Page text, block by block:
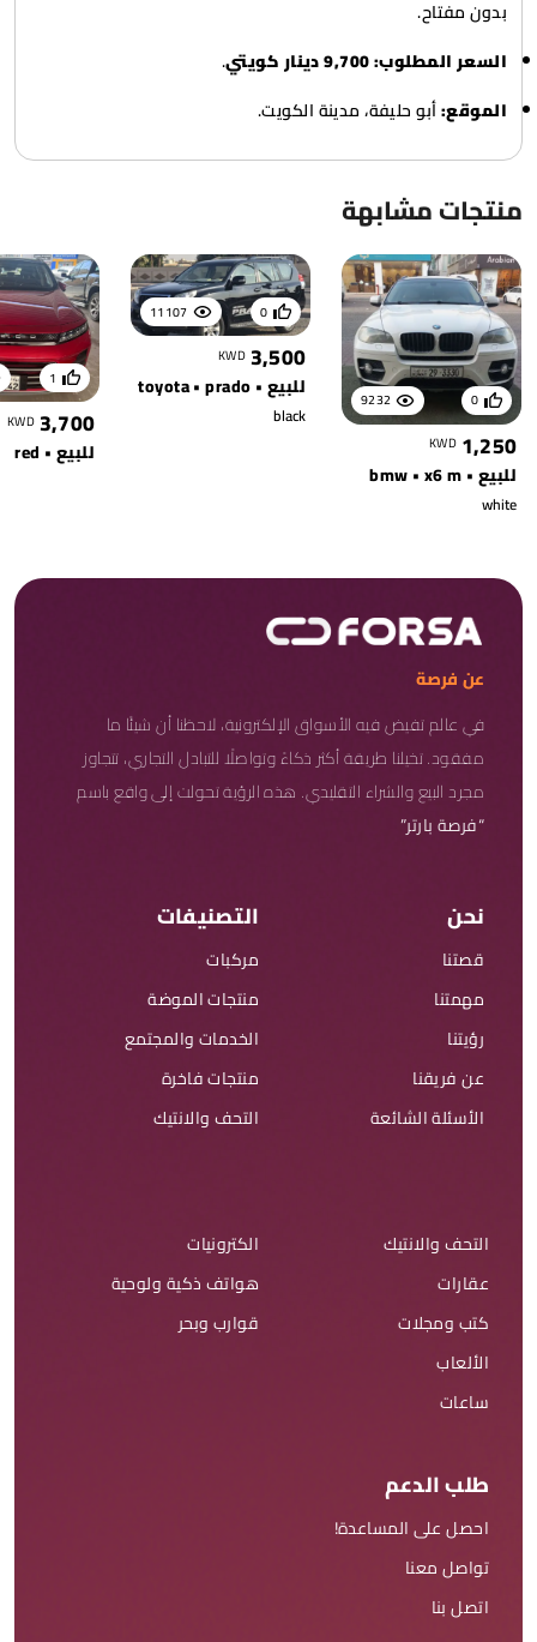
بدون مفتاح.
السعر المطلوب:9,700 دينار كويتي
.
الموقع:أبو حليفة، مدينة الكويت.
منتجات مشابهة
9232 0
1,250
KWD
للبيع • bmw • x6 m
white
11107 0
3,500
KWD
للبيع • toyota • prado
black
1
3,700
KWD
للبيع • red
عن فرصة
في عالم تفيض فيه الأسواق الإلكترونية، لاحظنا أن شيئًا ما
مفقود. تخيلنا طريقة أكثر ذكاءً وتواصلًا للتبادل التجاري، تتجاوز
مجرد البيع والشراء التقليدي. هذه الرؤية تحولت إلى واقع باسم
“فرصة بارتر”
نحن
قصتنا
مهمتنا
رؤيتنا
عن فريقنا
الأسئلة الشائعة
التصنيفات
مركبات
منتجات الموضة
الخدمات والمجتمع
منتجات فاخرة
التحف والانتيك
التحف والانتيك
عقارات
كتب ومجلات
الألعاب
ساعات
الكترونيات
هواتف ذكية ولوحية
قوارب وبحر
طلب الدعم
احصل على المساعدة!
تواصل معنا
اتصل بنا